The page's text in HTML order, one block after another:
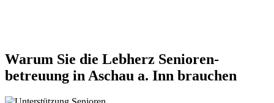
Warum Sie die Lebherz Senioren­
betreuung in Aschau a. Inn brauchen